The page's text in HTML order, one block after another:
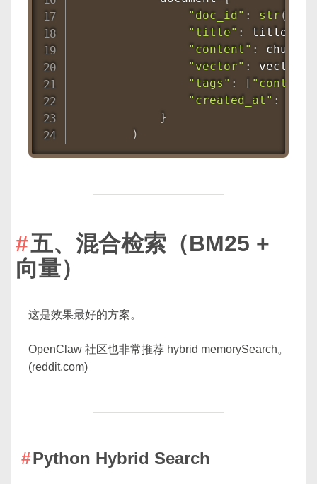
"doc_id" : str (
"title" : title
"content" : chunk
"vector" : vector
"tags" : [
"created_at" :
}
)
五、混合检索（BM25 +
向量）
这是效果最好的方案。
OpenClaw 社区也非常推荐 hybrid memorySearch。
(reddit.com)
Python Hybrid Search